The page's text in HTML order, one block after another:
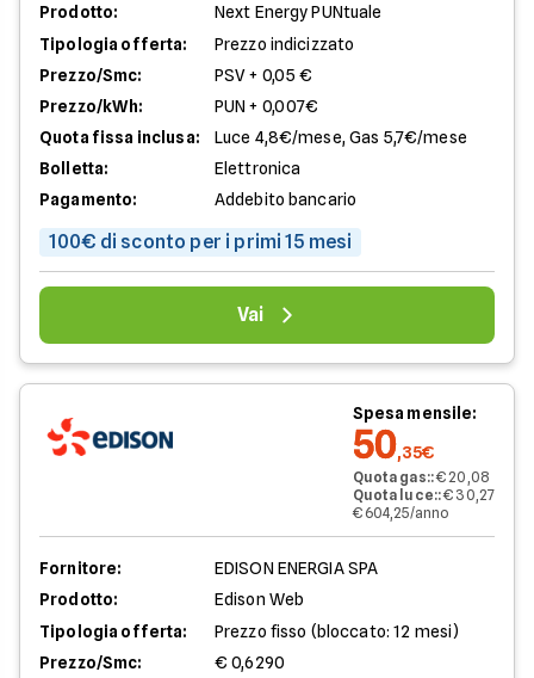
Prodotto:
Next Energy PUNtuale
Tipologia offerta:
Prezzo indicizzato
Prezzo/Smc:
PSV + 0,05 €
Prezzo/kWh:
PUN + 0,007€
Quota fissa inclusa:
Luce 4,8€/mese, Gas 5,7€/mese
Bolletta:
Elettronica
Pagamento:
Addebito bancario
100€ di sconto per i primi 15 mesi
Vai
Spesa mensile:
50,35€
Quota gas::€ 20,08
Quota luce::€ 30,27
€ 604,25/anno
Fornitore:
EDISON ENERGIA SPA
Prodotto:
Edison Web
Tipologia offerta:
Prezzo fisso (bloccato: 12 mesi)
Prezzo/Smc:
€ 0,6290